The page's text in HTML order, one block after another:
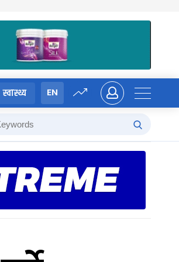
स्वास्थ्य EN